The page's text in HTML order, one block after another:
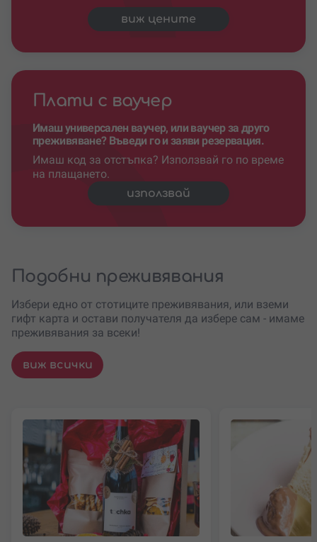
виж цените
Плати с ваучер
Имаш универсален ваучер, или ваучер за друго
преживяване? Въведи го и заяви резервация.
Имаш код за отстъпка? Използвай го по време
на плащането.
използвай
Подобни преживявания
Избери едно от стотиците преживявания, или вземи
гифт карта и остави получателя да избере сам - имаме
преживявания за всеки!
виж всички